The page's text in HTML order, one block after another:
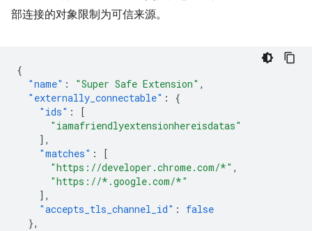
部连接的对象限制为可信来源。
{
"name" : "Super Safe Extension" ,
"externally_connectable" :
{
"ids" :
[
"iamafriendlyextensionhereisdatas"
],
"matches" :
[
"https://developer.chrome.com/*" ,
"https://*.google.com/*"
],
"accepts_tls_channel_id" :
false
},